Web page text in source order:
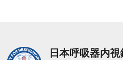
日本呼吸器内